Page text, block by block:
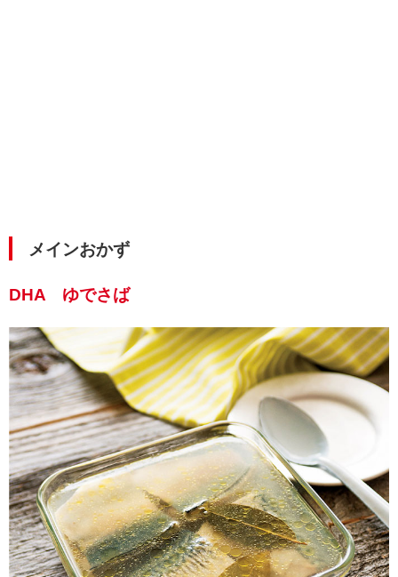
メインおかず
DHA ゆでさば